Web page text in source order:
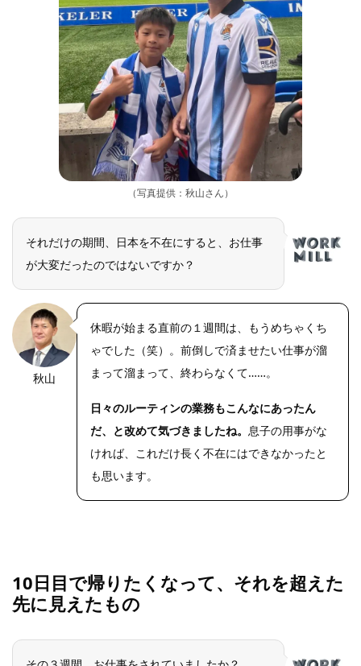
（写真提供：秋山さん）
それだけの期間、日本を不在にすると、お仕事
が大変だったのではないですか？
OLYMPUS
秋山
休暇が始まる直前の１週間は、もうめちゃくち
ゃでした（笑）。前倒しで済ませたい仕事が溜
まって溜まって、終わらなくて……。
日々のルーティンの業務もこんなにあったん
だ、と改めて気づきましたね。 息子の用事がな
ければ、これだけ長く不在にはできなかったと
も思います。
10日目で帰りたくなって、それを超えた
先に見えたもの